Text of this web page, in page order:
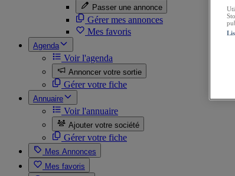
Passer une annonce
Gérer mes annonces
Mes favoris
Agenda
Voir l'agenda
Annoncer votre sortie
Gérer votre fiche
Annuaire
Voir l'annuaire
Ajouter votre société
Gérer votre fiche
Mes Annonces
Mes favoris